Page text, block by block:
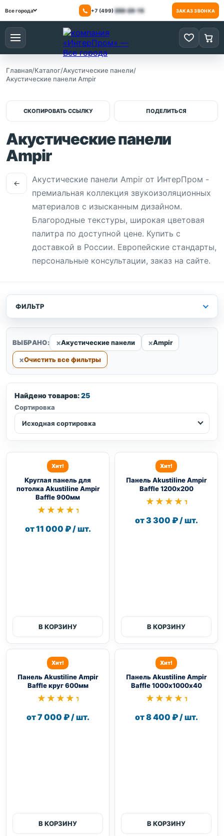
Все города +7 (499)350-25-15 ЗАКАЗ ЗВОНКА
Меню 0 товаров
0
Главная/Каталог/Акустические панели/
Акустические панели Ampir
СКОПИРОВАТЬ ССЫЛКУ ПОДЕЛИТЬСЯ
Акустические панели
Ampir
←
Акустические панели Ampir от ИнтерПром -
премиальная коллекция звукоизоляционных
материалов с изысканным дизайном.
Благородные текстуры, широкая цветовая
палитра по доступной цене. Купить с
доставкой в России. Европейские стандарты,
персональные консультации, заказ на сайте.
ФИЛЬТР
ВЫБРАНО: Акустические панели Ampir
Очистить все фильтры
Найдено товаров:25
Сортировка
Исходная сортировка
Хит!
Круглая панель для
потолка Akustiline Ampir
Baffle 900мм
★★★★★
★★★★★
от 11 000 ₽ / шт.
В КОРЗИНУ
Хит!
Панель Akustiline Ampir
Baffle 1200х200
★★★★★
★★★★★
от 3 300 ₽ / шт.
В КОРЗИНУ
Хит!
Панель Akustiline Ampir
Baffle круг 600мм
★★★★★
★★★★★
от 7 000 ₽ / шт.
В КОРЗИНУ
Хит!
Панель Akustiline Ampir
Baffle 1000х1000х40
★★★★★
★★★★★
от 8 400 ₽ / шт.
В КОРЗИНУ